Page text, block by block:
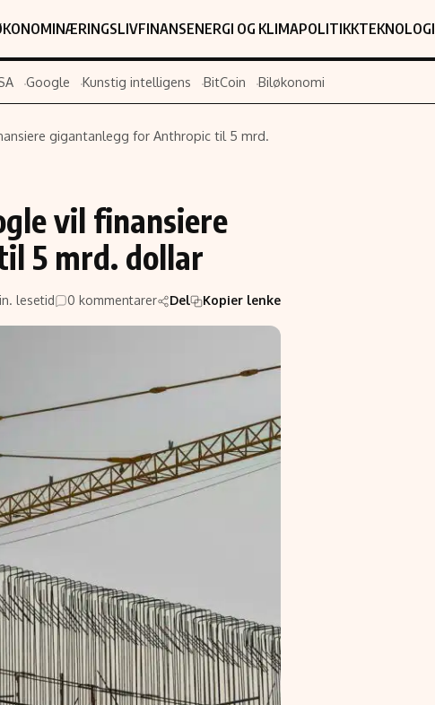
NÆRINGSLIVFINANSENERGI OG KLIMAPOLITIKKTEKNOLOGI
Google
Kunstig intelligens
BitCoin
Retningslinjer for rettelser
Redaksjonell policy
Google Kunstig intelligens BitCoin Biløkonomi
gigantanlegg for Anthropic til 5 mrd.
vil finansiere
5 mrd. dollar
lesetid 0 kommentarer Del Kopier lenke